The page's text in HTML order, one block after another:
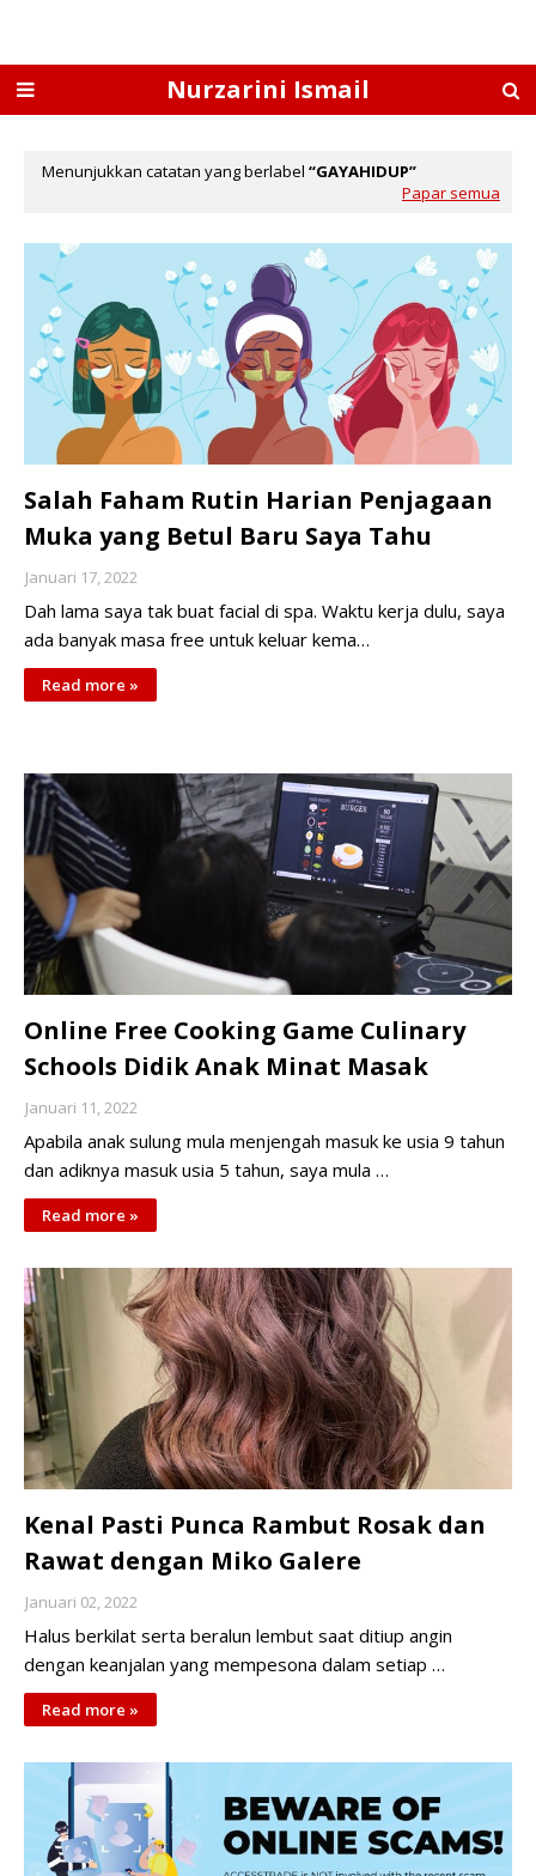
Nurzarini Ismail
Menunjukkan catatan yang berlabel
GAYAHIDUP
Papar semua
Salah Faham Rutin Harian Penjagaan
Muka yang Betul Baru Saya Tahu
Januari 17, 2022
Dah lama saya tak buat facial di spa. Waktu kerja dulu, saya
ada banyak masa free untuk keluar kema…
Read more »
Online Free Cooking Game Culinary
Schools Didik Anak Minat Masak
Januari 11, 2022
Apabila anak sulung mula menjengah masuk ke usia 9 tahun
dan adiknya masuk usia 5 tahun, saya mula …
Read more »
Kenal Pasti Punca Rambut Rosak dan
Rawat dengan Miko Galere
Januari 02, 2022
Halus berkilat serta beralun lembut saat ditiup angin
dengan keanjalan yang mempesona dalam setiap …
Read more »